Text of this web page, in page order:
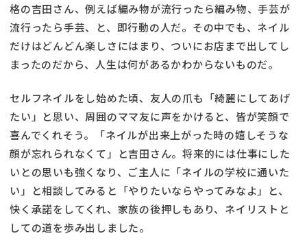
格の吉田さん、例えば編み物が流行ったら編み物、手芸が
流行ったら手芸、と、即行動の人だ。その中でも、ネイル
だけはどんどん楽しさにはまり、ついにお店まで出してし
まったのだから、人生は何があるかわからないものだ。
セルフネイルをし始めた頃、友人の爪も「綺麗にしてあげ
たい」と思い、周囲のママ友に声をかけると、皆が笑顔で
喜んでくれそう。「ネイルが出来上がった時の嬉しそうな
顔が忘れられなくて」と吉田さん。将来的には仕事にした
いとの思いも強くなり、ご主人に「ネイルの学校に通いた
い」と相談してみると「やりたいならやってみなよ」と、
快く承諾をしてくれ、家族の後押しもあり、ネイリストと
しての道を歩み出しました。